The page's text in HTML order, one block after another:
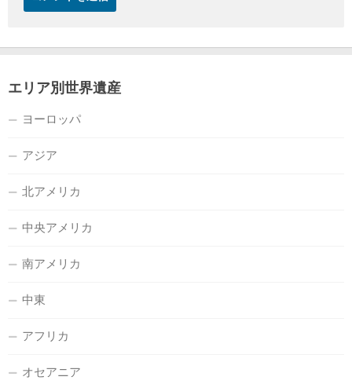
エリア別世界遺産
ヨーロッパ
アジア
北アメリカ
中央アメリカ
南アメリカ
中東
アフリカ
オセアニア